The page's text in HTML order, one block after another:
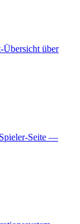
Übersicht über
Seite —